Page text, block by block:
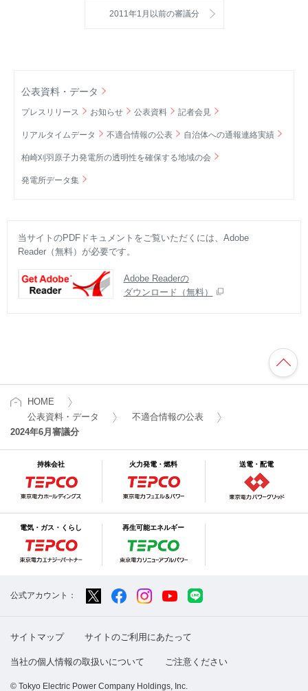
2011年1月以前の審議分
公表資料・データ
プレスリリース お知らせ 公表資料 記者会見
リアルタイムデータ 不適合情報の公表 自治体への通報連絡実績
柏崎刈羽原子力発電所の透明性を確保する地域の会
発電所データ集
当サイトのPDFドキュメントをご覧いただくには、Adobe
Reader（無料）が必要です。
Adobe Readerの
ダウンロード（無料）
HOME
公表資料・データ
不適合情報の公表
2024年6月審議分
持株会社 火力発電・燃料 送電・配電
電気・ガス・くらし 再生可能エネルギー
公式アカウント：
サイトマップ サイトのご利用にあたって
当社の個人情報の取扱いについて ご注意ください
© Tokyo Electric Power Company Holdings, Inc.